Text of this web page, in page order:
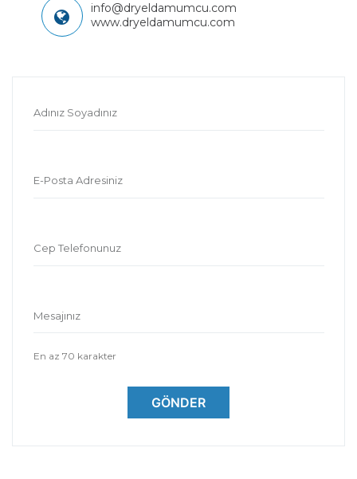
info@dryeldamumcu.com
www.dryeldamumcu.com
Adınız Soyadınız
E-Posta Adresiniz
Cep Telefonunuz
Mesajınız
En az 70 karakter
GÖNDER